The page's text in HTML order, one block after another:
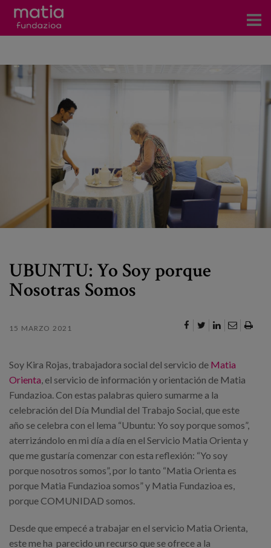
Servicios
Eventos
Prensa
Canal de denuncias
UBUNTU: Yo Soy porque
Nosotras Somos
15 MARZO 2021
Soy Kira Rojas, trabajadora social del servicio de Matia
Orienta, el servicio de información y orientación de Matia
Fundazioa. Con estas palabras quiero sumarme a la
celebración del Día Mundial del Trabajo Social, que este
año se celebra con el lema “Ubuntu: Yo soy porque somos”,
aterrizándolo en mi día a día en el Servicio Matia Orienta y
que me gustaría comenzar con esta reflexión: “Yo soy
porque nosotros somos”, por lo tanto “Matia Orienta es
porque Matia Fundazioa somos” y Matia Fundazioa es,
porque COMUNIDAD somos.
Desde que empecé a trabajar en el servicio Matia Orienta,
este me ha parecido un recurso que se ofrece a la